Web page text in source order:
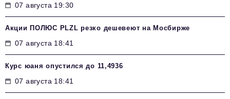
07 августа 19:30
Акции ПОЛЮС PLZL резко дешевеют на Мосбирже
07 августа 18:41
Курс юаня опустился до 11,4936
07 августа 18:41